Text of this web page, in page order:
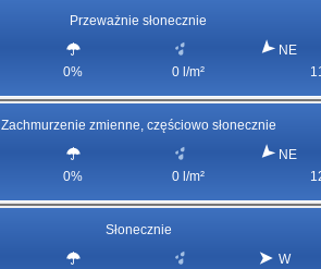
Przeważnie słonecznie
0% 0 l/m²
NE
Zachmurzenie zmienne, częściowo słonecznie
0% 0 l/m²
NE
Słonecznie
W